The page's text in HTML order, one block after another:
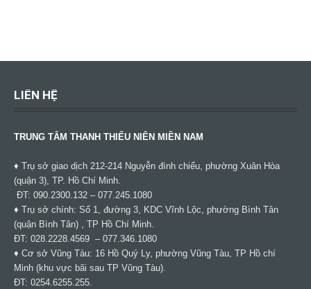
LIÊN HỆ
TRUNG TÂM THANH THIẾU NIÊN MIỀN NAM
♦ Trụ sở giao dịch 212-214 Nguyễn đình chiểu, phường Xuân Hòa
(quận 3), TP. Hồ Chí Minh.
ĐT: 090.2300.132 – 077.245.1080
♦ Trụ sở chính: Số 1, đường 3, KDC Vĩnh Lộc, phường Bình Tân
(quận Bình Tân) , TP Hồ Chí Minh.
ĐT: 028.2228.4569 – 077.346.1080
♦ Cơ sở Vũng Tàu: 16 Hồ Quý Ly, phường Vũng Tàu, TP Hồ chí
Minh (khu vực bãi sau TP Vũng Tàu).
ĐT: 0254.6255.255.